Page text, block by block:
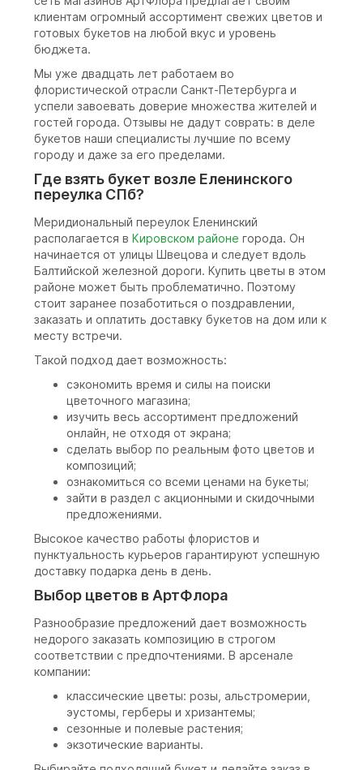
клиентам огромный ассортимент свежих цветов и
готовых букетов на любой вкус и уровень
бюджета.
Мы уже двадцать лет работаем во
флористической отрасли Санкт-Петербурга и
успели завоевать доверие множества жителей и
гостей города. Отзывы не дадут соврать: в деле
букетов наши специалисты лучшие по всему
городу и даже за его пределами.
Где взять букет возле Еленинского
переулка СПб?
Меридиональный переулок Еленинский
располагается в Кировском районе города. Он
начинается от улицы Швецова и следует вдоль
Балтийской железной дороги. Купить цветы в этом
районе может быть проблематично. Поэтому
стоит заранее позаботиться о поздравлении,
заказать и оплатить доставку букетов на дом или к
месту встречи.
Такой подход дает возможность:
сэкономить время и силы на поиски
цветочного магазина;
изучить весь ассортимент предложений
онлайн, не отходя от экрана;
сделать выбор по реальным фото цветов и
композиций;
ознакомиться со всеми ценами на букеты;
зайти в раздел с акционными и скидочными
предложениями.
Высокое качество работы флористов и
пунктуальность курьеров гарантируют успешную
доставку подарка день в день.
Выбор цветов в АртФлора
Разнообразие предложений дает возможность
недорого заказать композицию в строгом
соответствии с предпочтениями. В арсенале
компании:
классические цветы: розы, альстромерии,
эустомы, герберы и хризантемы;
сезонные и полевые растения;
экзотические варианты.